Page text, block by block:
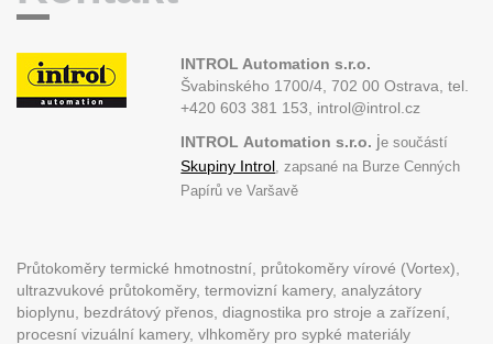
INTROL Automation s.r.o.
Švabinského 1700/4, 702 00 Ostrava,tel.
+420 603 381 153, introl@introl.cz
INTROL Automation s.r.o. je součástí
Skupiny Introl , zapsané na Burze Cenných
Papírů ve Varšavě
Průtokoměry termické hmotnostní, průtokoměry vírové (Vortex),
ultrazvukové průtokoměry, termovizní kamery, analyzátory
bioplynu, bezdrátový přenos, diagnostika pro stroje a zařízení,
procesní vizuální kamery, vlhkoměry pro sypké materiály